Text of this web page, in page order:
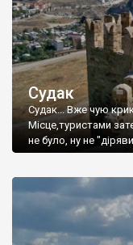
Судак
Судак... Вже чую
Місце,туристами
не було, ну не